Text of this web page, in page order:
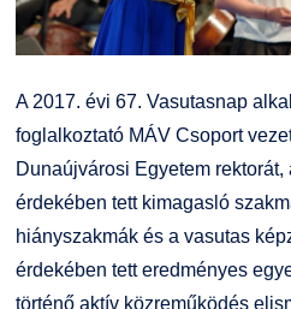
GY.I.K.
Online Studium
A 2017. évi 67. Vasutasnap
foglalkoztató MÁV Csoport
Dunaújvárosi Egyetem
érdekében tett kimagasló
hiányszakmák és a vasutas
érdekében tett eredményes
történő aktív közreműködés